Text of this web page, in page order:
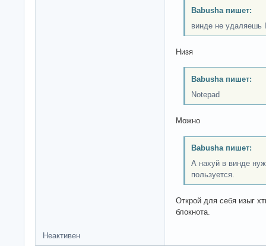
Babusha пишет:
винде не удаляешь
Низя
Babusha пишет:
Notepad
Можно
Babusha пишет:
А нахуй в винде
пользуется.
Открой для себя изыг
блокнота.
Неактивен